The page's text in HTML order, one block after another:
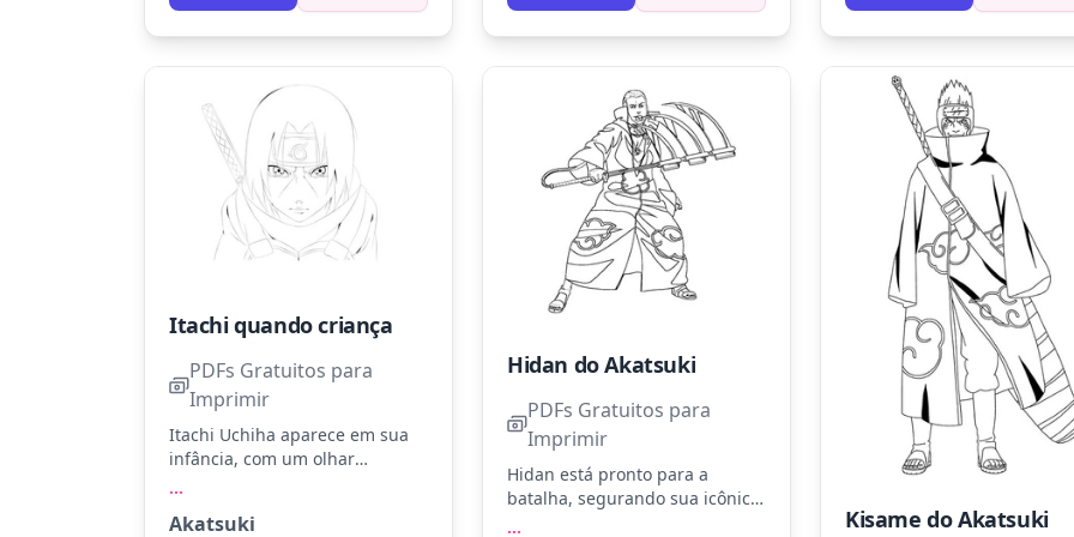
Itachi quando criança
PDFs Gratuitos para
Imprimir
Itachi Uchiha aparece em sua
infância, com um olhar
preto para seu cabelo e
...
Akatsuki
Hidan do Akatsuki
PDFs Gratuitos para
Imprimir
Hidan está pronto para a
batalha, segurando sua icônica
... Kisame do Akatsuki